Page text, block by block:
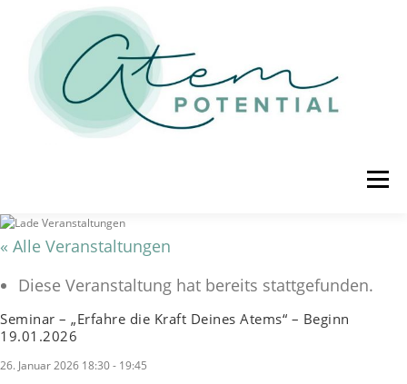
Zum Inhalt springen
Menü
STARTSEITE ÜBER MICH
ATEM-ANGEBOT KONTAKT IMPRESSUM
« Alle Veranstaltungen
Diese Veranstaltung hat bereits stattgefunden.
Seminar – „Erfahre die Kraft Deines Atems“ – Beginn
19.01.2026
26. Januar 2026 18:30- 19:45